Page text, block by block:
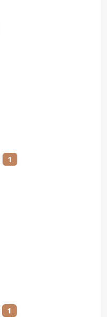
1
1